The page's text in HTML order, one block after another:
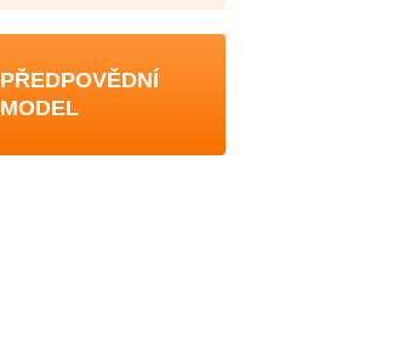
PŘEDPOVĚDNÍ
MODEL